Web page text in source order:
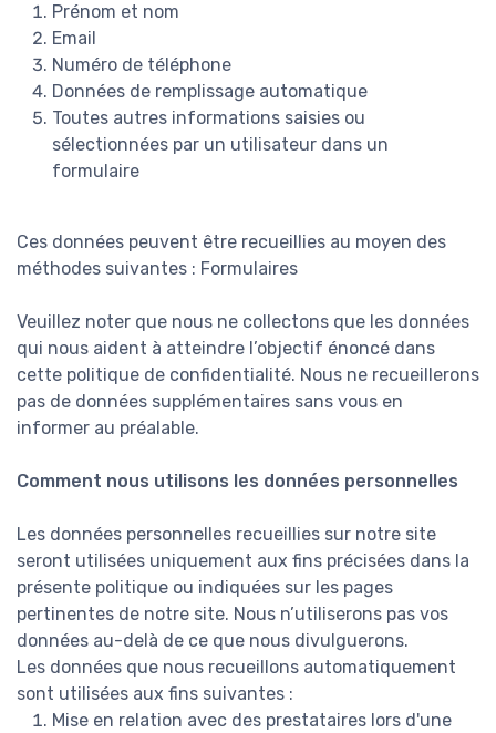
Prénom et nom
Email
Numéro de téléphone
Données de remplissage automatique
Toutes autres informations saisies ou
sélectionnées par un utilisateur dans un
formulaire
Ces données peuvent être recueillies au moyen des
méthodes suivantes : Formulaires
Veuillez noter que nous ne collectons que les données
qui nous aident à atteindre l’objectif énoncé dans
cette politique de confidentialité. Nous ne recueillerons
pas de données supplémentaires sans vous en
informer au préalable.
Comment nous utilisons les données personnelles
Les données personnelles recueillies sur notre site
seront utilisées uniquement aux fins précisées dans la
présente politique ou indiquées sur les pages
pertinentes de notre site. Nous n’utiliserons pas vos
données au-delà de ce que nous divulguerons.
Les données que nous recueillons automatiquement
sont utilisées aux fins suivantes :
Mise en relation avec des prestataires lors d'une